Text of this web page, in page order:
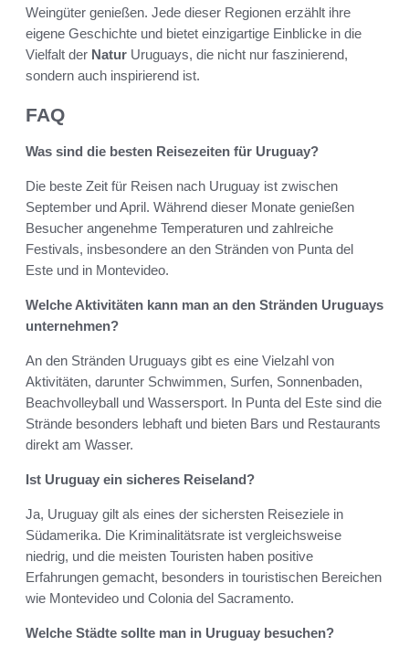
Weingüter genießen. Jede dieser Regionen erzählt ihre
eigene Geschichte und bietet einzigartige Einblicke in die
Vielfalt der Natur Uruguays, die nicht nur faszinierend,
sondern auch inspirierend ist.
FAQ
Was sind die besten Reisezeiten für Uruguay?
Die beste Zeit für Reisen nach Uruguay ist zwischen
September und April. Während dieser Monate genießen
Besucher angenehme Temperaturen und zahlreiche
Festivals, insbesondere an den Stränden von Punta del
Este und in Montevideo.
Welche Aktivitäten kann man an den Stränden Uruguays
unternehmen?
An den Stränden Uruguays gibt es eine Vielzahl von
Aktivitäten, darunter Schwimmen, Surfen, Sonnenbaden,
Beachvolleyball und Wassersport. In Punta del Este sind die
Strände besonders lebhaft und bieten Bars und Restaurants
direkt am Wasser.
Ist Uruguay ein sicheres Reiseland?
Ja, Uruguay gilt als eines der sichersten Reiseziele in
Südamerika. Die Kriminalitätsrate ist vergleichsweise
niedrig, und die meisten Touristen haben positive
Erfahrungen gemacht, besonders in touristischen Bereichen
wie Montevideo und Colonia del Sacramento.
Welche Städte sollte man in Uruguay besuchen?